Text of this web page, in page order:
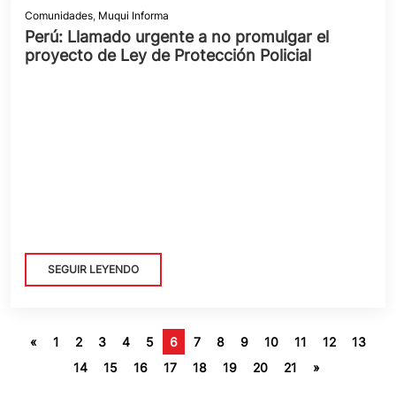
Comunidades, Muqui Informa
Perú: Llamado urgente a no promulgar el
proyecto de Ley de Protección Policial
SEGUIR LEYENDO
« 1 2 3 4 5 6 7 8 9 10 11 12
13
14
15 16 17 18 19 20 21 »